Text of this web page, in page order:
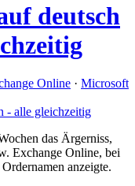
deutsch
Online · Microsoft
das Ärgerniss,
Exchange Online, bei
anzeigte.